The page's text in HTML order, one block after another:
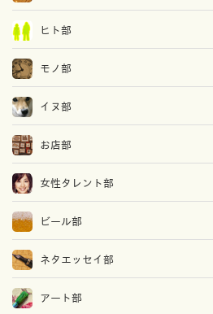
ヒト部
モノ部
イヌ部
お店部
女性タレント部
ビール部
ネタエッセイ部
アート部